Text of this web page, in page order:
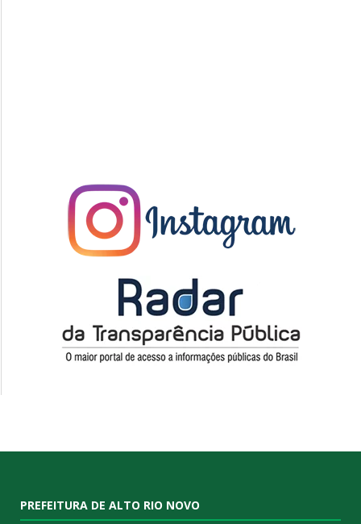
PREFEITURA DE ALTO RIO NOVO